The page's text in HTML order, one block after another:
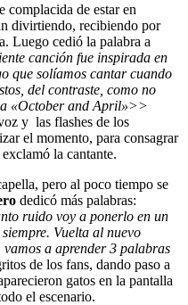
complacida de estar en
divirtiendo, recibiendo por
Luego cedió la palabra a
canción fue inspirada en
que solíamos cantar cuando
del contraste, como no
«October and April»>>
y las flashes de los
el momento, para consagrar
exclamó la cantante.
pero al poco tiempo se
dedicó más palabras:
ruido voy a ponerlo en un
Vuelta al nuevo
a aprender 3 palabras
de los fans, dando paso a
gatos en la pantalla
el escenario.